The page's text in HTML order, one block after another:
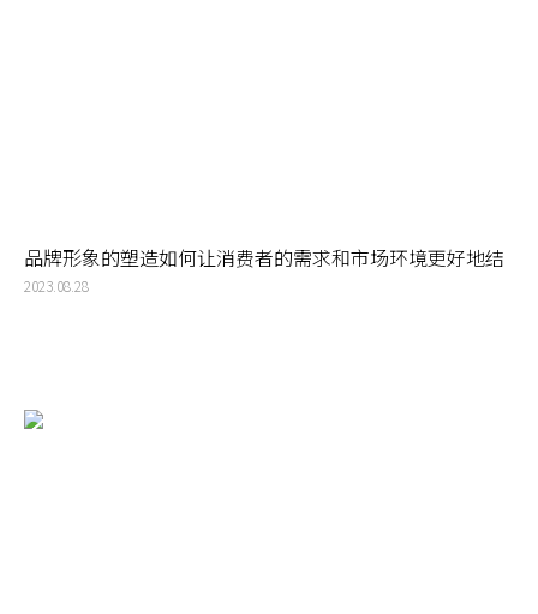
品牌形象的塑造如何让消费者的需求和市场环境更好地结
合
2023.08.28